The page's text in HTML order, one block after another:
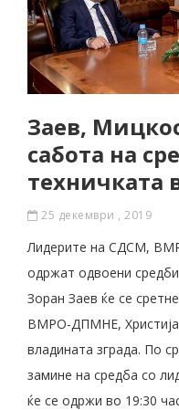
Заев,
сабота на
техничката
25 декември , 2019
Лидерите на СДСМ,
одржат одвоени
Зоран Заев ќе се
ВМРО-ДПМНЕ,
владината зграда. По
замине на средба со
ќе се одржи во 19:30